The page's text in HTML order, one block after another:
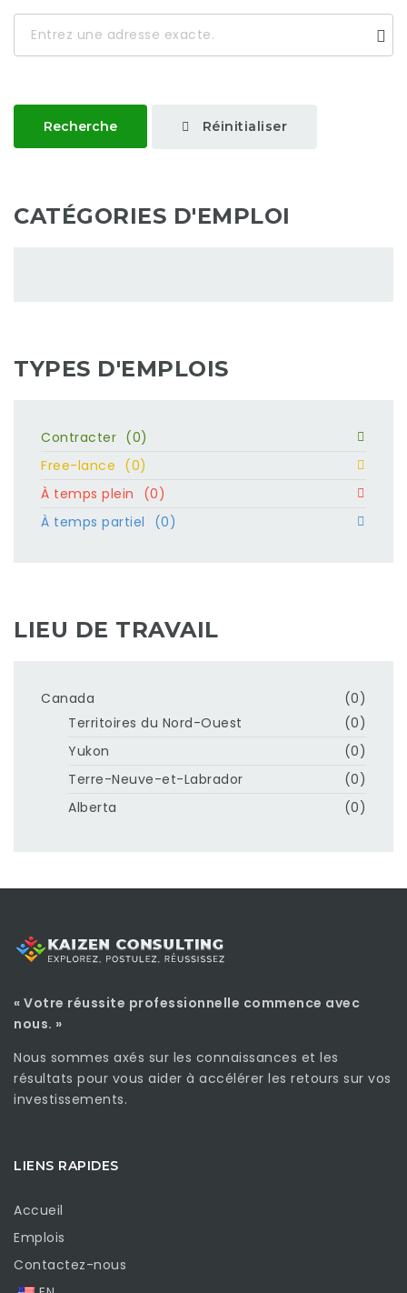
Recherche Réinitialiser
CATÉGORIES D'EMPLOI
TYPES D'EMPLOIS
Contracter (0)
Free-lance (0)
À temps plein
(0)
À temps partiel
(0)
LIEU DE TRAVAIL
Canada
(0)
Territoires du Nord-Ouest
(0)
Yukon
(0)
Terre-Neuve-et-Labrador
(0)
Alberta
(0)
« Votre réussite professionnelle commence avec
nous. »
Nous sommes axés sur les connaissances et les
résultats pour vous aider à accélérer les retours sur vos
investissements.
LIENS RAPIDES
Accueil
Emplois
Contactez-nous